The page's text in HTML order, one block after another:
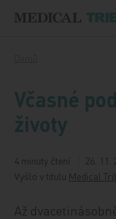
Včasné
životy
4 minuty čtení 26. 11.
Vyšlo v titulu Medical
Až